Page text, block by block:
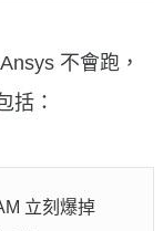
不會跑，
括：
立刻爆掉